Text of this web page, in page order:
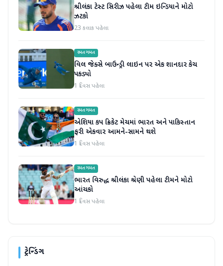
શ્રીલંકા ટેસ્ટ સિરીઝ પહેલા ટીમ ઇન્ડિયાને મોટો
ઝટકો
23 કલાક પહેલા
રમતગમત
વિલ જેક્સે બાઉન્ડ્રી લાઇન પર એક શાનદાર કેચ
પકડ્યો
1 દિવસ પહેલા
રમતગમત
એશિયા કપ ક્રિકેટ મેચમાં ભારત અને પાકિસ્તાન
ફરી એકવાર આમને-સામને થશે
1 દિવસ પહેલા
રમતગમત
ભારત વિરુદ્ધ શ્રીલંકા શ્રેણી પહેલા ટીમને મોટો
આંચકો
1 દિવસ પહેલા
ટ્રેન્ડિંગ